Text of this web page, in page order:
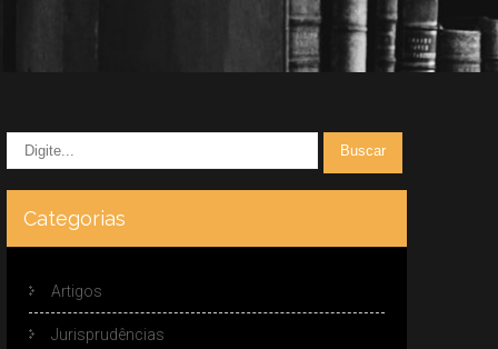
Categorias
Artigos
Jurisprudências